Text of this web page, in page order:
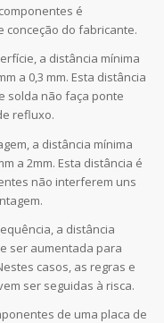
é
conceção do fabricante.
a distância mínima
a 0,3 mm. Esta distância
solda não faça ponte
refluxo.
a distância mínima
a 2mm. Esta distância é
não interferem uns
a distância
ser aumentada para
casos, as regras e
ser seguidas à risca.
de uma placa de